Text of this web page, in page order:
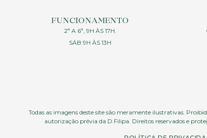
FUNCIONAMENTO
2ª A 6ª, 9H ÀS 17H.
SÁB 9H ÀS 13H
Todas as imagens deste site são meramente ilustrativas.
autorização prévia da D.Filipa. Direitos reservados e